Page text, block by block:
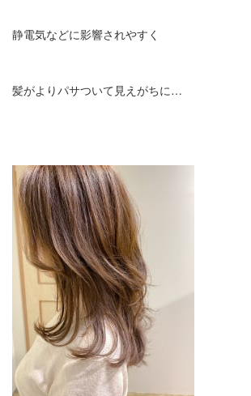
静電気などに影響されやすく
髪がよりパサついて見えがちに…